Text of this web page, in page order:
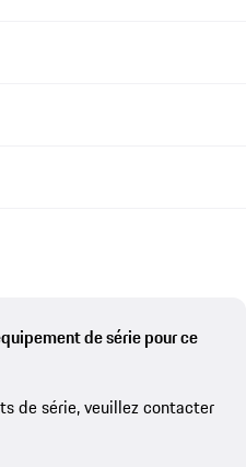
de série pour ce
de série, veuillez contacter